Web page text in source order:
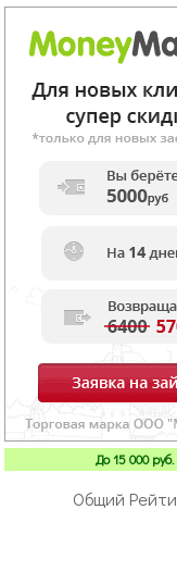
До 15 000 руб.
Общий